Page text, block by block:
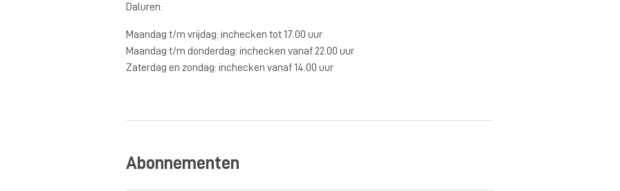
Daluren:
Maandag t/m vrijdag: inchecken tot 17.00 uur
Maandag t/m donderdag: inchecken vanaf 22.00 uur
Zaterdag en zondag: inchecken vanaf 14.00 uur
Abonnementen